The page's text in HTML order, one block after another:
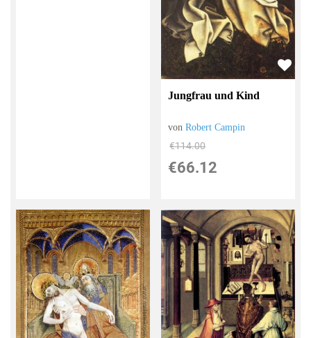
Jungfrau und Kind
vonRobert Campin
€114.00
€66.12